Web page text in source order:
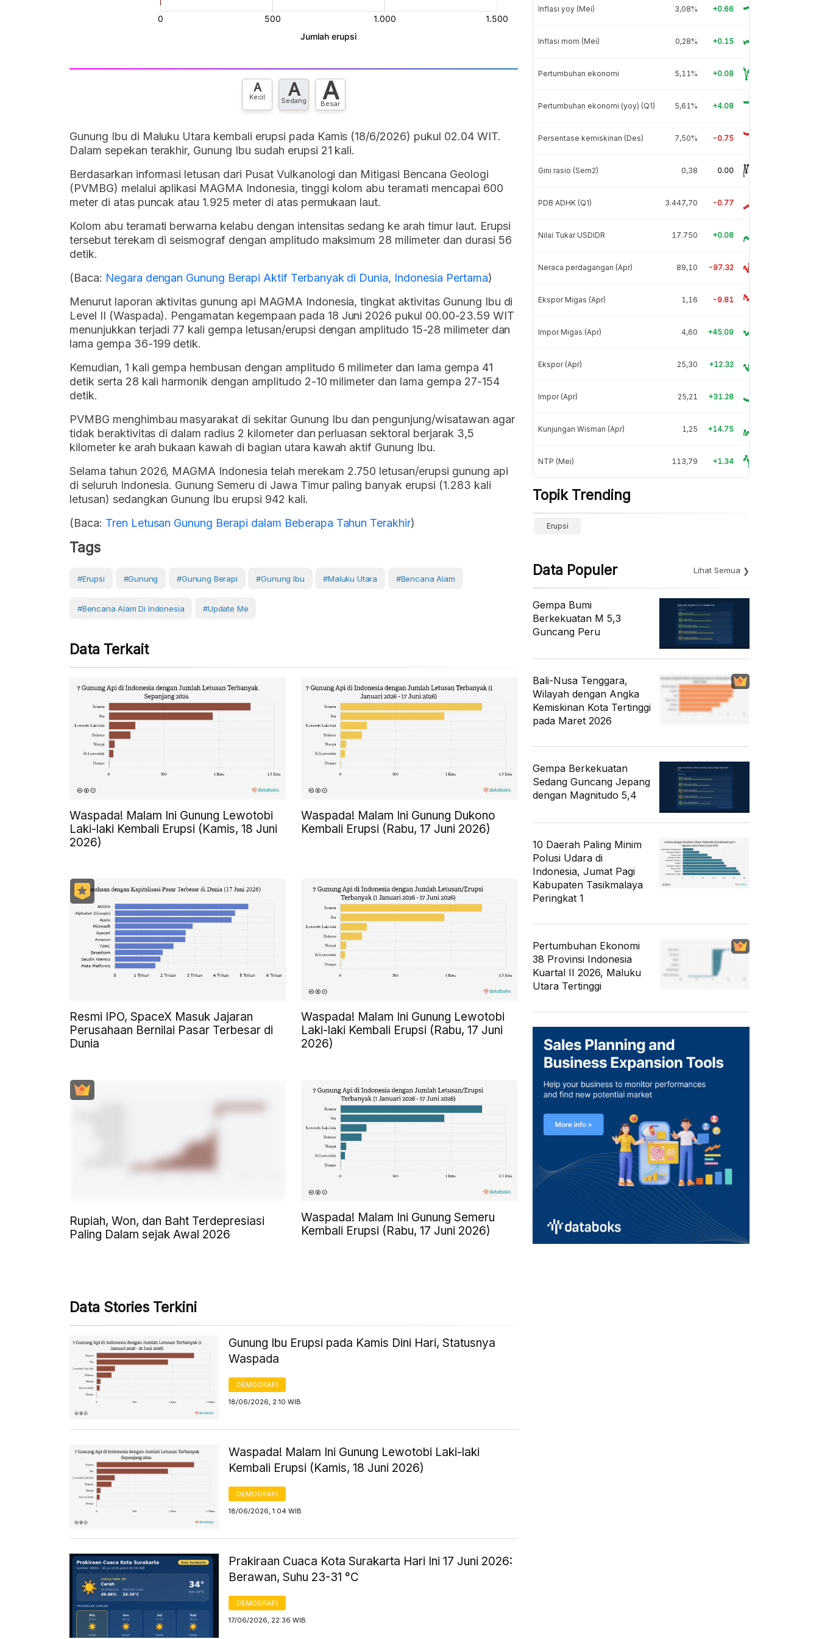
A
Kecil A
Sedang A
Besar
Gunung Ibu di Maluku Utara kembali erupsi pada Kamis (18/6/2026) pukul 02.04 WIT.
Dalam sepekan terakhir, Gunung Ibu sudah erupsi 21 kali.
Berdasarkan informasi letusan dari Pusat Vulkanologi dan Mitigasi Bencana Geologi
(PVMBG) melalui aplikasi MAGMA Indonesia, tinggi kolom abu teramati mencapai 600
meter di atas puncak atau 1.925 meter di atas permukaan laut.
Kolom abu teramati berwarna kelabu dengan intensitas sedang ke arah timur laut. Erupsi
tersebut terekam di seismograf dengan amplitudo maksimum 28 milimeter dan durasi 56
detik.
(Baca: Negara dengan Gunung Berapi Aktif Terbanyak di Dunia, Indonesia Pertama)
Menurut laporan aktivitas gunung api MAGMA Indonesia, tingkat aktivitas Gunung Ibu di
Level II (Waspada). Pengamatan kegempaan pada 18 Juni 2026 pukul 00.00-23.59 WIT
menunjukkan terjadi 77 kali gempa letusan/erupsi dengan amplitudo 15-28 milimeter dan
lama gempa 36-199 detik.
Kemudian, 1 kali gempa hembusan dengan amplitudo 6 milimeter dan lama gempa 41
detik serta 28 kali harmonik dengan amplitudo 2-10 milimeter dan lama gempa 27-154
detik.
PVMBG menghimbau masyarakat di sekitar Gunung Ibu dan pengunjung/wisatawan agar
tidak beraktivitas di dalam radius 2 kilometer dan perluasan sektoral berjarak 3,5
kilometer ke arah bukaan kawah di bagian utara kawah aktif Gunung Ibu.
Selama tahun 2026, MAGMA Indonesia telah merekam 2.750 letusan/erupsi gunung api
di seluruh Indonesia. Gunung Semeru di Jawa Timur paling banyak erupsi (1.283 kali
letusan) sedangkan Gunung Ibu erupsi 942 kali.
(Baca: Tren Letusan Gunung Berapi dalam Beberapa Tahun Terakhir)
Tags
#erupsi #Gunung #gunung Berapi #Gunung Ibu #Maluku Utara #Bencana Alam
#Bencana Alam Di Indonesia #Update Me
Data Terkait
Waspada! Malam Ini Gunung Lewotobi
Laki-laki Kembali Erupsi (Kamis, 18 Juni
2026)
Waspada! Malam Ini Gunung Dukono
Kembali Erupsi (Rabu, 17 Juni 2026)
Resmi IPO, SpaceX Masuk Jajaran
Perusahaan Bernilai Pasar Terbesar di
Dunia
Waspada! Malam Ini Gunung Lewotobi
Laki-laki Kembali Erupsi (Rabu, 17 Juni
2026)
Rupiah, Won, dan Baht Terdepresiasi
Paling Dalam sejak Awal 2026
Waspada! Malam Ini Gunung Semeru
Kembali Erupsi (Rabu, 17 Juni 2026)
Data Stories Terkini
Gunung Ibu Erupsi pada Kamis Dini Hari, Statusnya
Waspada
DEMOGRAFI
18/06/2026, 2:10 WIB
Waspada! Malam Ini Gunung Lewotobi Laki-laki
Kembali Erupsi (Kamis, 18 Juni 2026)
DEMOGRAFI
18/06/2026, 1:04 WIB
Prakiraan Cuaca Kota Surakarta Hari Ini 17 Juni 2026:
Berawan, Suhu 23-31 °C
DEMOGRAFI
17/06/2026, 22:36 WIB
Inflasi yoy (Mei) 3,08% +0.66
Inflasi mom (Mei) 0,28% +0.15
Pertumbuhan ekonomi 5,11% +0.08
Pertumbuhan ekonomi (yoy) (Q1) 5,61% +4.08
Persentase kemiskinan (Des) 7,50% -0.75
Gini rasio (Sem2) 0,38 0.00
PDB ADHK (Q1) 3.447,70 -0.77
Nilai Tukar USDIDR 17.750 +0.08
Neraca perdagangan (Apr) 89,10 -97.32
Ekspor Migas (Apr) 1,16 -9.81
Impor Migas (Apr) 4,60 +45.09
Ekspor (Apr) 25,30 +12.32
Impor (Apr) 25,21 +31.28
Kunjungan Wisman (Apr) 1,25 +14.75
NTP (Mei) 113,79 +1.34
Topik Trending
Erupsi
Data Populer Lihat Semua
Gempa Bumi
Berkekuatan M 5,3
Guncang Peru
Bali-Nusa Tenggara,
Wilayah dengan Angka
Kemiskinan Kota Tertinggi
pada Maret 2026
Gempa Berkekuatan
Sedang Guncang Jepang
dengan Magnitudo 5,4
10 Daerah Paling Minim
Polusi Udara di
Indonesia, Jumat Pagi
Kabupaten Tasikmalaya
Peringkat 1
Pertumbuhan Ekonomi
38 Provinsi Indonesia
Kuartal II 2026, Maluku
Utara Tertinggi